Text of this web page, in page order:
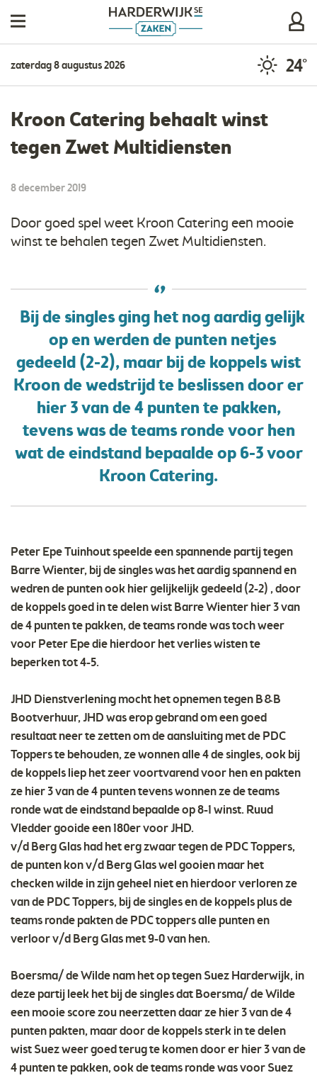
zaterdag 8 augustus 2026 24°
Kroon Catering behaalt winst
tegen Zwet Multidiensten
8 december 2019
Door goed spel weet Kroon Catering een mooie
winst te behalen tegen Zwet Multidiensten.
Bij de singles ging het nog aardig gelijk
op en werden de punten netjes
gedeeld (2-2), maar bij de koppels wist
Kroon de wedstrijd te beslissen door er
hier 3 van de 4 punten te pakken,
tevens was de teams ronde voor hen
wat de eindstand bepaalde op 6-3 voor
Kroon Catering.
Peter Epe Tuinhout speelde een spannende partij tegen
Barre Wienter, bij de singles was het aardig spannend en
wedren de punten ook hier gelijkelijk gedeeld (2-2) , door
de koppels goed in te delen wist Barre Wienter hier 3 van
de 4 punten te pakken, de teams ronde was toch weer
voor Peter Epe die hierdoor het verlies wisten te
beperken tot 4-5.
JHD Dienstverlening mocht het opnemen tegen B&B
Bootverhuur, JHD was erop gebrand om een goed
resultaat neer te zetten om de aansluiting met de PDC
Toppers te behouden, ze wonnen alle 4 de singles, ook bij
de koppels liep het zeer voortvarend voor hen en pakten
ze hier 3 van de 4 punten tevens wonnen ze de teams
ronde wat de eindstand bepaalde op 8-1 winst. Ruud
Vledder gooide een 180er voor JHD.
v/d Berg Glas had het erg zwaar tegen de PDC Toppers,
de punten kon v/d Berg Glas wel gooien maar het
checken wilde in zijn geheel niet en hierdoor verloren ze
van de PDC Toppers, bij de singles en de koppels plus de
teams ronde pakten de PDC toppers alle punten en
verloor v/d Berg Glas met 9-0 van hen.
Boersma/ de Wilde nam het op tegen Suez Harderwijk, in
deze partij leek het bij de singles dat Boersma/ de Wilde
een mooie score zou neerzetten daar ze hier 3 van de 4
punten pakten, maar door de koppels sterk in te delen
wist Suez weer goed terug te komen door er hier 3 van de
4 punten te pakken, ook de teams ronde was voor Suez